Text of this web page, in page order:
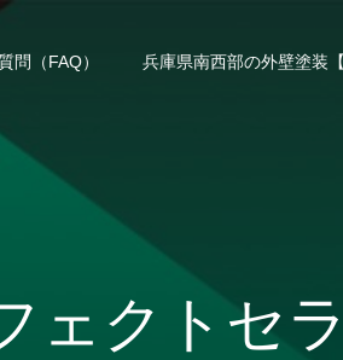
問（FAQ） 兵庫県南西部の外壁塗装
ェクトセ